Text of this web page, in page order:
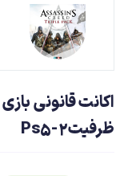
ظرفیت2-Ps5